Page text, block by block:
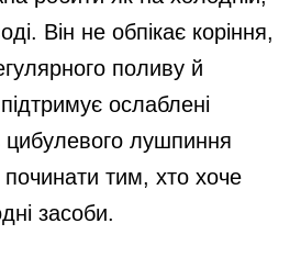
Він не обпікає коріння,
поливу й
ослаблені
лушпиння
тим, хто хоче
засоби.